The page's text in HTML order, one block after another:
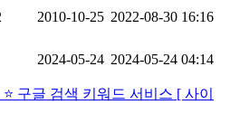
2010-10-25 2022-08-30 16:16
2024-05-24 2024-05-24 04:14
구글 검색 키워드 서비스 [ 사이